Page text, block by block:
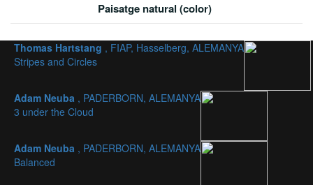
Paisatge natural (color)
Thomas Hartstang , FIAP, Hasselberg, ALEMANYA
Stripes and Circles
Adam Neuba , PADERBORN, ALEMANYA
3 under the Cloud
Adam Neuba , PADERBORN, ALEMANYA
Balanced